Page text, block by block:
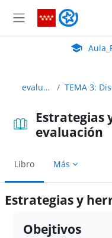
Panel lateral
Aula
evaluacion_c26
Estrategias
evaluación
Libro Más
Estrategias y
Obejtivos